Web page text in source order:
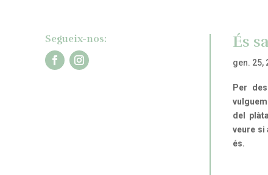
Segueix-nos: És
gen. 25,
Per
del
veure si
és.